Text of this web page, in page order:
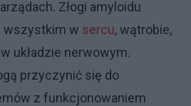
Złogi amyloidu
wszystkim w sercu, wątrobie,
układzie nerwowym.
przyczynić się do
z funkcjonowaniem